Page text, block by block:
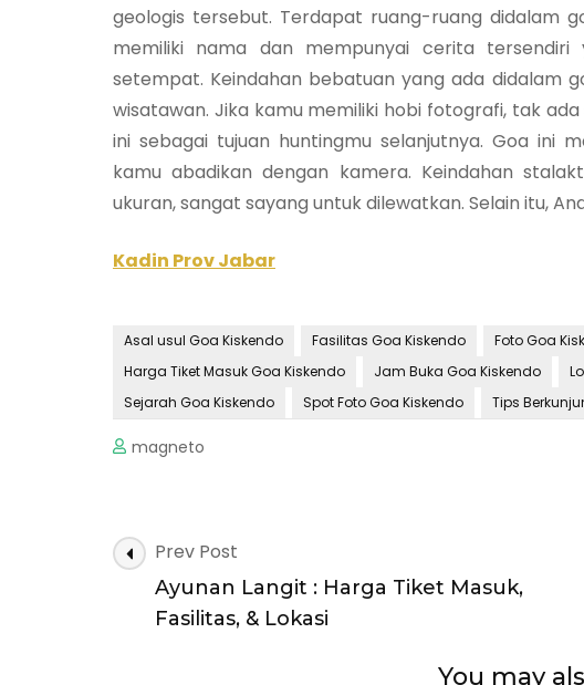
geologis tersebut. Terdapat ruang-ruang didalam
memiliki nama dan mempunyai cerita
setempat. Keindahan bebatuan yang ada didalam
wisatawan. Jika kamu memiliki hobi fotografi, tak
ini sebagai tujuan huntingmu selanjutnya. Goa ini
kamu abadikan dengan kamera. Keindahan
ukuran, sangat sayang untuk dilewatkan. Selain itu,
Kadin Prov Jabar
Asal usul Goa Kiskendo Fasilitas Goa Kiskendo Foto Goa
Harga Tiket Masuk Goa Kiskendo
Jam Buka Goa Kiskendo
Sejarah Goa Kiskendo
Spot Foto Goa Kiskendo Tips
magneto
Post
Navigation
Prev Post
Ayunan Langit : Harga Tiket Masuk,
Fasilitas, & Lokasi
You may